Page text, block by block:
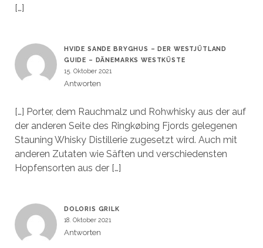
[…]
HVIDE SANDE BRYGHUS – DER WESTJÜTLAND
GUIDE – DÄNEMARKS WESTKÜSTE
15. Oktober 2021
Antworten
[…] Porter, dem Rauchmalz und Rohwhisky aus der auf
der anderen Seite des Ringkøbing Fjords gelegenen
Stauning Whisky Distillerie zugesetzt wird. Auch mit
anderen Zutaten wie Säften und verschiedensten
Hopfensorten aus der […]
DOLORIS GRILK
18. Oktober 2021
Antworten